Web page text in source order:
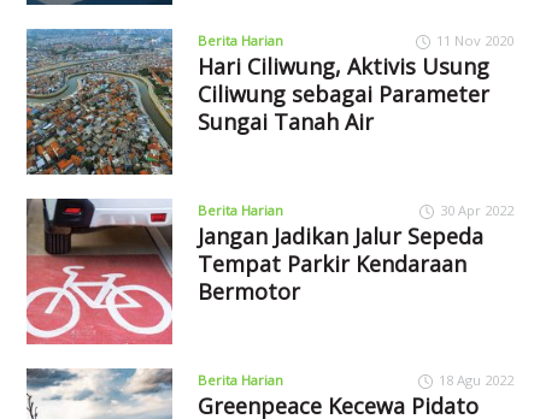
Berita Harian 11 Nov 2020
Hari Ciliwung, Aktivis Usung
Ciliwung sebagai Parameter
Sungai Tanah Air
Berita Harian 30 Apr 2022
Jangan Jadikan Jalur Sepeda
Tempat Parkir Kendaraan
Bermotor
Berita Harian 18 Agu 2022
Greenpeace Kecewa Pidato